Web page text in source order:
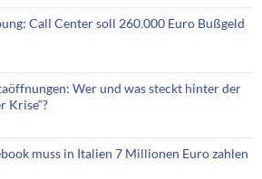
Call Center soll 260.000 Euro Bußgeld
Wer und was steckt hinter der
Krise“?
muss in Italien 7 Millionen Euro zahlen